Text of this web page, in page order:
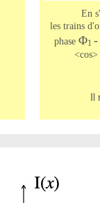
En
les trains
phase Φ1
Il